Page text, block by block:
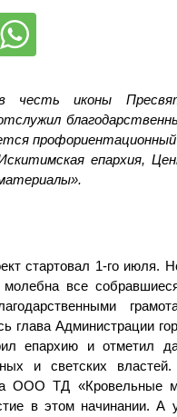
иконы
епархия,
стартовал 1-го июля.
молебна все
глава Администрации
епархию и отметил
и светских
ООО ТД «Кровельные
в этом начинании. А